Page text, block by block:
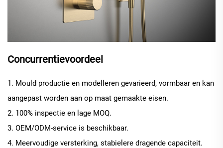
Concurrentievoordeel
1. Mould productie en modelleren gevarieerd, vormbaar en kan
aangepast worden aan op maat gemaakte eisen.
2. 100% inspectie en lage MOQ.
3. OEM/ODM-service is beschikbaar.
4. Meervoudige versterking, stabielere dragende capaciteit.